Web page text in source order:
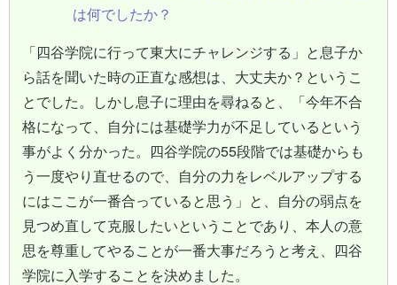
は何でしたか？
「四谷学院に行って東大にチャレンジする」と息子か
ら話を聞いた時の正直な感想は、大丈夫か？というこ
とでした。しかし息子に理由を尋ねると、「今年不合
格になって、自分には基礎学力が不足しているという
事がよく分かった。四谷学院の55段階では基礎からも
う一度やり直せるので、自分の力をレベルアップする
にはここが一番合っていると思う」と、自分の弱点を
見つめ直して克服したいということであり、本人の意
思を尊重してやることが一番大事だろうと考え、四谷
学院に入学することを決めました。